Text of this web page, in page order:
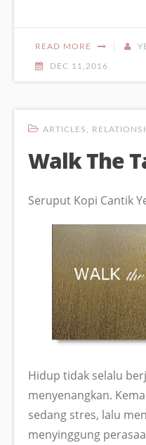
READ MORE
DEC 11,2016
ARTICLES
Walk The
Seruput Kopi Cantik
Hidup tidak selalu
menyenangkan.
sedang stres, lalu
menyinggung